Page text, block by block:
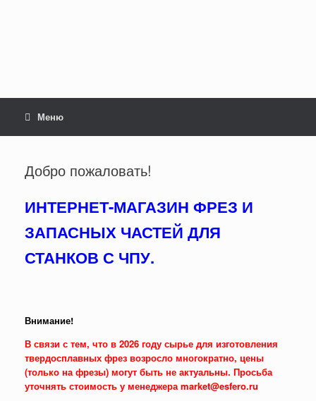
Меню
Добро пожаловать!
ИНТЕРНЕТ-МАГАЗИН ФРЕЗ И
ЗАПАСНЫХ ЧАСТЕЙ ДЛЯ
СТАНКОВ С ЧПУ.
Внимание!
В связи с тем, что в 2026 году сырье для изготовления
твердосплавных фрез возросло многократно, цены
(только на фрезы) могут быть не актуальны. Просьба
уточнять стоимость у менеджера market@esfero.ru